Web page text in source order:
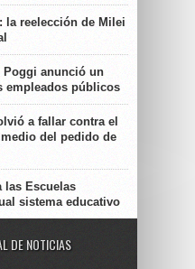
la reelección de Milei
Poggi anunció un
empleados públicos
a fallar contra el
del pedido de
las Escuelas
sistema educativo
DE NOTICIAS